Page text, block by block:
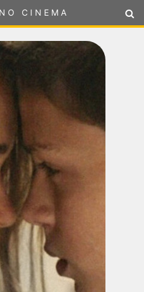
CINEMA
sua localização
localizador de filmes e
dele, você pode
próximos a você ou a
Você pode também
horários, assistir aos